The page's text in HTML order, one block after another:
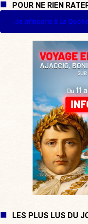
POUR NE RIEN
Je m'inscris à La
LES PLUS LUS DU